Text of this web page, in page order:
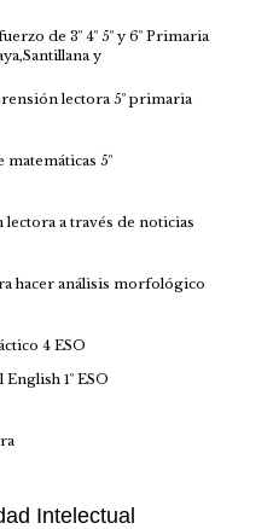
de 3º 4º 5º y 6º Primaria
y
lectora 5º primaria
matemáticas 5º
a través de noticias
hacer análisis morfológico
4 ESO
English 1º ESO
Intelectual